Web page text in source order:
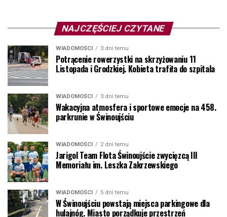
NAJCZĘŚCIEJ CZYTANE
WIADOMOŚCI 3 dni temu
Potrącenie rowerzystki na skrzyżowaniu 11
Listopada i Grodzkiej. Kobieta trafiła do szpitala
WIADOMOŚCI 3 dni temu
Wakacyjna atmosfera i sportowe emocje na 458.
parkrunie w Świnoujściu
WIADOMOŚCI 2 dni temu
Jarigol Team Flota Świnoujście zwycięzcą III
Memoriału im. Leszka Zakrzewskiego
WIADOMOŚCI 5 dni temu
W Świnoujściu powstają miejsca parkingowe dla
hulajnóg. Miasto porządkuje przestrzeń